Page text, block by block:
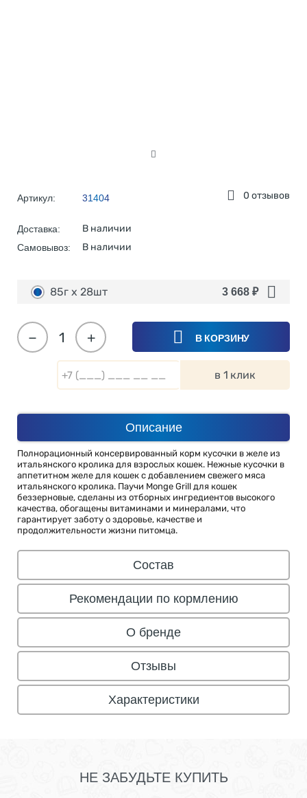
0 отзывов
Артикул: 31404
Доставка: В наличии
Самовывоз: В наличии
85г х 28шт 3 668 ₽
+
− В КОРЗИНУ
в 1 клик
Описание
Полнорационный консервированный корм кусочки в желе из
итальянского кролика для взрослых кошек. Нежные кусочки в
аппетитном желе для кошек с добавлением свежего мяса
итальянского кролика. Паучи Monge Grill для кошек
беззерновые, сделаны из отборных ингредиентов высокого
качества, обогащены витаминами и минералами, что
гарантирует заботу о здоровье, качестве и
продолжительности жизни питомца.
Состав
Рекомендации по кормлению
О бренде
Отзывы
Характеристики
НЕ ЗАБУДЬТЕ КУПИТЬ